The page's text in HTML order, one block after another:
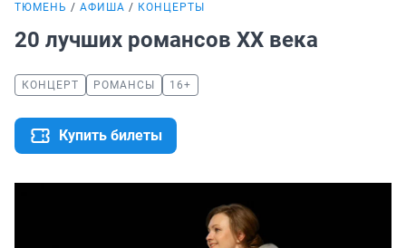
ТЮМЕНЬ АФИША КОНЦЕРТЫ
20 лучших романсов XX века
КОНЦЕРТ РОМАНСЫ 16+
Купить билеты